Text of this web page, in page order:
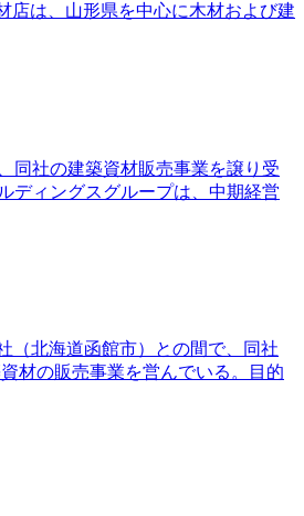
店は、山形県を中心に木材および建
同社の建築資材販売事業を譲り受
ディングスグループは、中期経営
（北海道函館市）との間で、同社
材の販売事業を営んでいる。目的